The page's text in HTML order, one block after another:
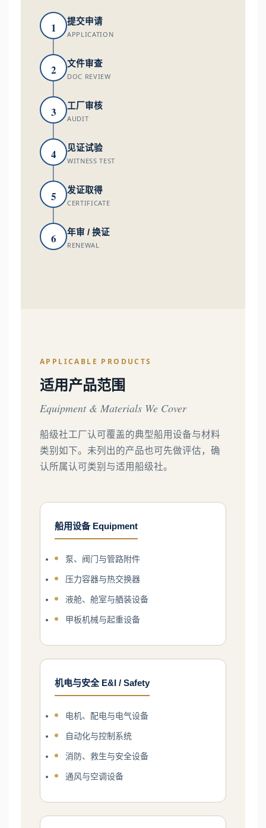
1 提交申请
APPLICATION
2 文件审查
DOC REVIEW
3 工厂审核
AUDIT
4 见证试验
WITNESS TEST
5 发证取得
CERTIFICATE
6 年审 / 换证
RENEWAL
APPLICABLE PRODUCTS
适用产品范围
Equipment & Materials We Cover
船级社工厂认可覆盖的典型船用设备与材料
类别如下。未列出的产品也可先做评估，确
认所属认可类别与适用船级社。
船用设备 Equipment
泵、阀门与管路附件
压力容器与热交换器
液舱、舱室与舾装设备
甲板机械与起重设备
机电与安全 E&I / Safety
电机、配电与电气设备
自动化与控制系统
消防、救生与安全设备
通风与空调设备